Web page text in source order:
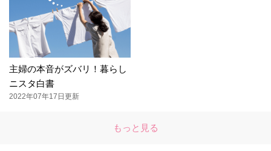
主婦の本音がズバリ！暮らし
ニスタ白書
2022年07年17日更新
もっと見る